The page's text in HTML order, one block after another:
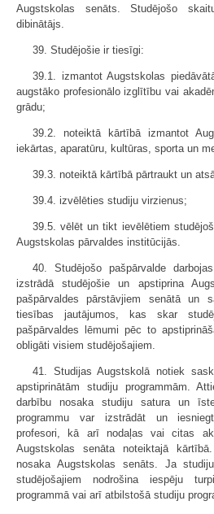
Augstskolas senāts. Studējošo
dibinātājs.
39. Studējošie ir tiesīgi:
39.1. izmantot Augstskolas
augstāko profesionālo izglītību vai
grādu;
39.2. noteiktā kārtībā izmantot
iekārtas, aparatūru, kultūras, sporta un
39.3. noteiktā kārtībā pārtraukt un
39.4. izvēlēties studiju virzienus;
39.5. vēlēt un tikt ievēlētiem
Augstskolas pārvaldes institūcijās.
40. Studējošo pašpārvalde
izstrādā studējošie un apstiprina
pašpārvaldes pārstāvjiem senātā un
tiesības jautājumos, kas skar
pašpārvaldes lēmumi pēc to
obligāti visiem studējošajiem.
41. Studijas Augstskolā notiek
apstiprinātām studiju programmām.
darbību nosaka studiju satura un
programmu var izstrādāt un
profesori, kā arī nodaļas vai citas
Augstskolas senāta noteiktajā
nosaka Augstskolas senāts. Ja
studējošajiem nodrošina iespēju
programmā vai arī atbilstošā studiju